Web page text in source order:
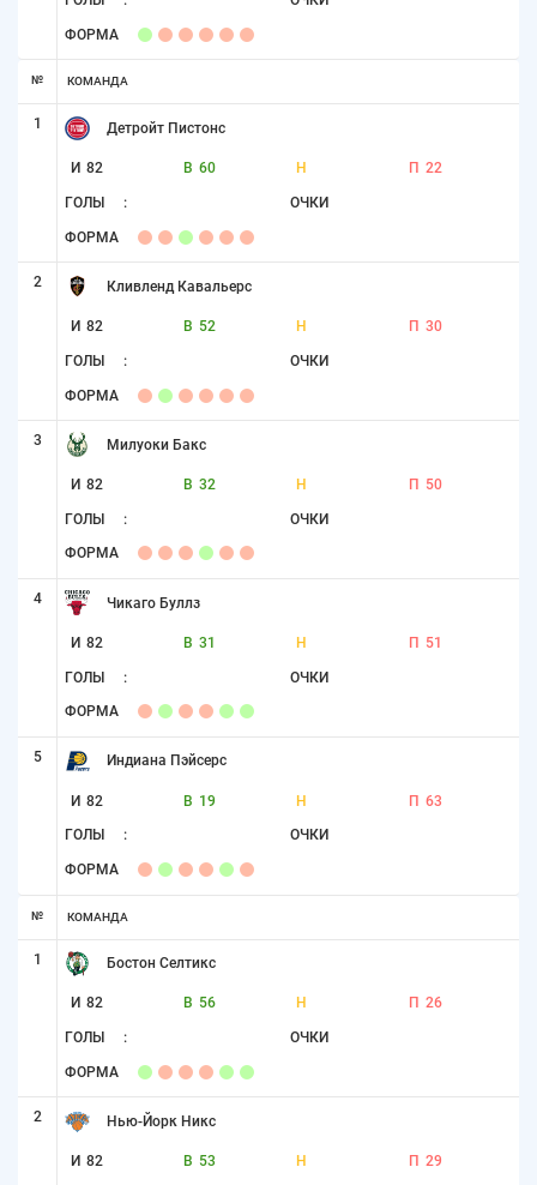
ФОРМА
№ КОМАНДА
1 Детройт Пистонс
И 82 В 60 Н П 22
ГОЛЫ : ОЧКИ
ФОРМА
2 Кливленд Кавальерс
И 82 В 52 Н П 30
ГОЛЫ : ОЧКИ
ФОРМА
3 Милуоки Бакс
И 82 В 32 Н П 50
ГОЛЫ : ОЧКИ
ФОРМА
4 Чикаго Буллз
И 82 В 31 Н П 51
ГОЛЫ : ОЧКИ
ФОРМА
5 Индиана Пэйсерс
И 82 В 19 Н П 63
ГОЛЫ : ОЧКИ
ФОРМА
№ КОМАНДА
1 Бостон Селтикс
И 82 В 56 Н П 26
ГОЛЫ : ОЧКИ
ФОРМА
2 Нью-Йорк Никс
И 82 В 53 Н П 29